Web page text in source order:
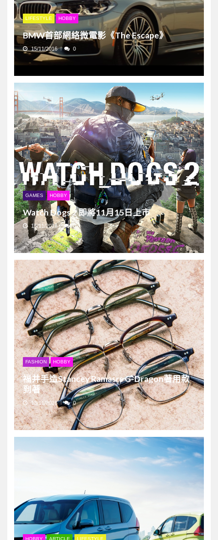
LIFESTYLE HOBBY
BMW首部網絡微電影《The Escape》
15/11/2016 0
GAMES HOBBY
Watch Dogs 2 即將11月15日上市
15/11/2016 0
FASHION HOBBY
福井手造Stancey Ramasrs G-Dragon著用款
到著
13/11/2016 0
HOBBY ARTICLE LIFESTYLE